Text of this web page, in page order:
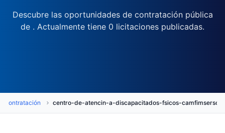
Descubre las oportunidades de contratación pública
de . Actualmente tiene 0 licitaciones publicadas.
Contratación centro-de-atencin-a-discapacitados-fsicos-